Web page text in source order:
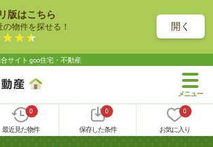
版はこちら
の物件を探せる！ 開く
サイト goo住宅・不動産
0
最近見た物件
0
保存した条件
0
お気に入り